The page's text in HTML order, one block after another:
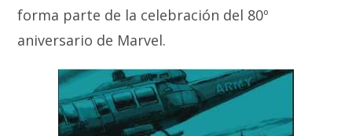
forma parte de la celebración del 80º
aniversario de Marvel.